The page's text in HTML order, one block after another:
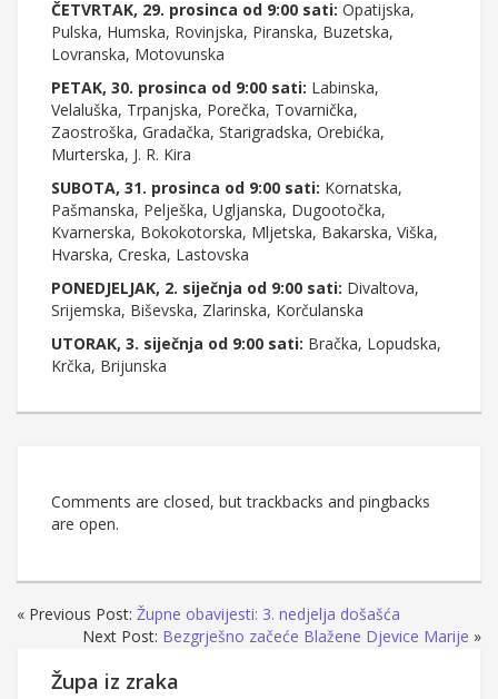
ČETVRTAK, 29. prosinca od 9:00 sati: Opatijska,
Pulska, Humska, Rovinjska, Piranska, Buzetska,
Lovranska, Motovunska
PETAK, 30. prosinca od 9:00 sati: Labinska,
Velaluška, Trpanjska, Porečka, Tovarnička,
Zaostroška, Gradačka, Starigradska, Orebićka,
Murterska, J. R. Kira
SUBOTA, 31. prosinca od 9:00 sati: Kornatska,
Pašmanska, Pelješka, Ugljanska, Dugootočka,
Kvarnerska, Bokokotorska, Mljetska, Bakarska, Viška,
Hvarska, Creska, Lastovska
PONEDJELJAK, 2. siječnja od 9:00 sati: Divaltova,
Srijemska, Biševska, Zlarinska, Korčulanska
UTORAK, 3. siječnja od 9:00 sati: Bračka, Lopudska,
Krčka, Brijunska
Comments are closed, but trackbacks and pingbacks
are open.
« Previous Post: Župne obavijesti: 3. nedjelja došašća
Next Post: Bezgrješno začeće Blažene Djevice Marije »
Župa iz zraka